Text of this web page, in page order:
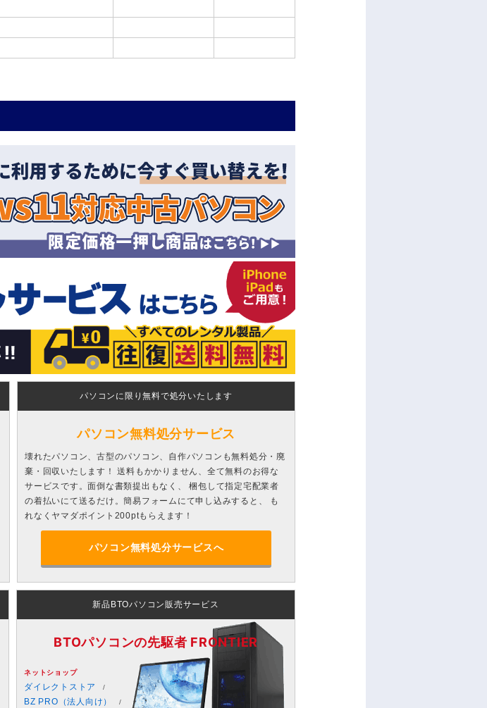
パソコンに限り無料で処分いたします
パソコン無料処分サービス
壊れたパソコン、古型のパソコン、自作パソコンも無料処分・廃
棄・回収いたします！ 送料もかかりません、全て無料のお得な
サービスです。面倒な書類提出もなく、 梱包して指定宅配業者
の着払いにて送るだけ。簡易フォームにて申し込みすると、 も
れなくヤマダポイント200ptもらえます！
パソコン無料処分サービスへ
新品BTOパソコン販売サービス
BTOパソコンの先駆者 FRONTIER
ネットショップ
ダイレクトストア
BZ PRO（法人向け）